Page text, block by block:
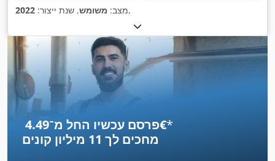
מצב: משומש, שנת ייצור: 2022 ,
פרסם עכשיו החל מ־‏4.49 ‏€*
מחכים לך 11 מיליון קונים